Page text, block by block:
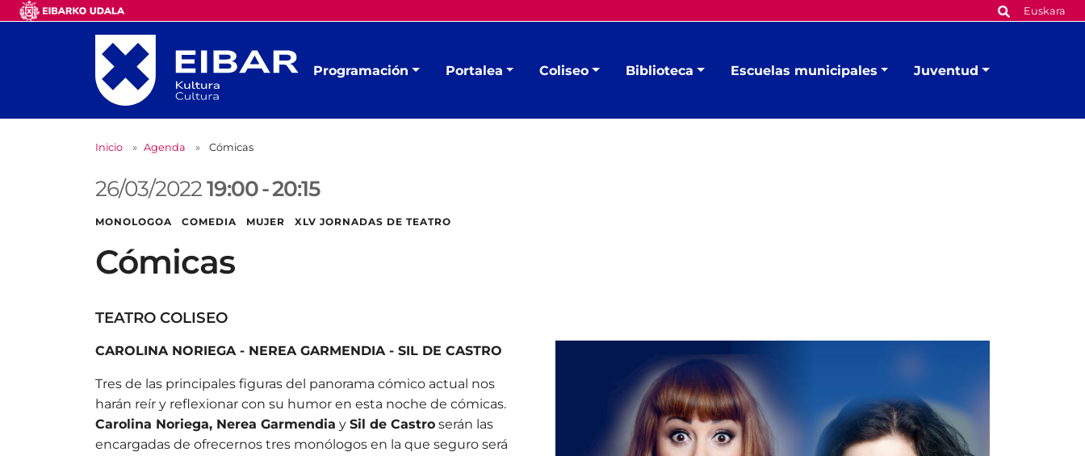
Euskara
Programación Portalea Coliseo Biblioteca Escuelas municipales Juventud
Inicio Agenda Cómicas
26/03/202219:00-20:15
MONOLOGOA COMEDIA MUJER XLV JORNADAS DE TEATRO
Cómicas
TEATRO COLISEO
CAROLINA NORIEGA - NEREA GARMENDIA - SIL DE CASTRO
Tres de las principales figuras del panorama cómico actual nos
harán reír y reflexionar con su humor en esta noche de cómicas.
Carolina Noriega, Nerea Garmendia y Sil de Castro serán las
encargadas de ofrecernos tres monólogos en la que seguro será